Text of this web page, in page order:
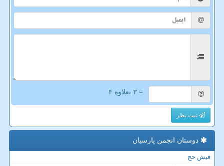
= ۳ بعلاوه ۴
ثبت نظر
دوستان انجمن پارسیان
فیش حج